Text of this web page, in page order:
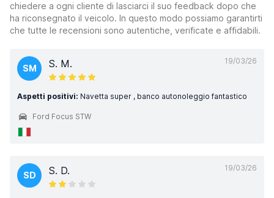
chiedere a ogni cliente di lasciarci il suo feedback dopo che
ha riconsegnato il veicolo. In questo modo possiamo garantirti
che tutte le recensioni sono autentiche, verificate e affidabili.
19/03/26
SM S. M.
Aspetti positivi: Navetta super , banco autonoleggio fantastico
Ford Focus STW
19/03/26
SD S. D.